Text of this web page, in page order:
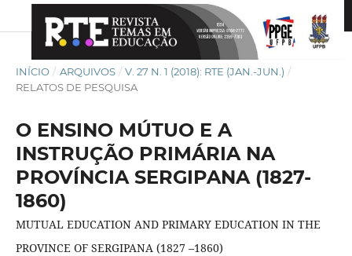
INÍCIO / ARQUIVOS / V. 27 N. 1 (2018): RTE (JAN.-JUN.) /
RELATOS DE PESQUISA
O ENSINO MÚTUO E A
INSTRUÇÃO PRIMÁRIA NA
PROVÍNCIA SERGIPANA (1827-
1860)
MUTUAL EDUCATION AND PRIMARY EDUCATION IN THE
PROVINCE OF SERGIPANA (1827 –1860)